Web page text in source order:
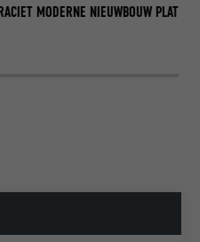
MODERNE NIEUWBOUW PLAT